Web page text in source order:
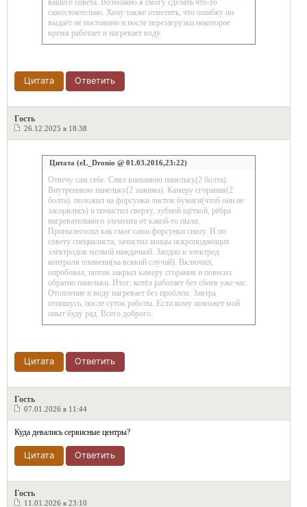
самостоятельно. Хочу также отметить, что ошибку он
выдаёт не постоянно и после перезагрузки некоторое
время работает и нагревает воду.
Цитата Ответить
Гость
26.12.2025 в 18:38
Цитата (eL_Dronio @ 01.03.2016,23:22)
Отвечу сам себе. Снял внешнюю панельку(2 болта).
Внутреннюю панельку(2 зажима). Камеру сгорания(2
болта). положил на форсунки листок бумаги(чтоб они не
засорялись) и почистил сверху, зубной щёткой, рёбра
нагревательного элемента от какой-то пыли.
Пропылесосил как смог сами форсунки снизу. И по
совету специалиста, зачистил концы искроподающих
электродов мелкой наждачкой. Заодно и электрод
контроля пламени(на всякий случай). Включил,
опробовал, потом закрыл камеру сгорания и повесил
обратно панельки. Итог: котёл работает без сбоев уже час.
Отопление и воду нагревает без проблем. Завтра
отпишусь, после суток работы. Если кому поможет мой
опыт буду рад. Всего доброго.
Цитата Ответить
Гость
07.01.2026 в 11:44
Куда девались сервисные центры?
Цитата Ответить
Гость
11.01.2026 в 23:10